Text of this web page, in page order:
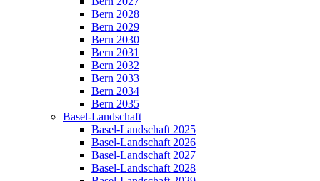
Bern 2028
Bern 2029
Bern 2030
Bern 2031
Bern 2032
Bern 2033
Bern 2034
Bern 2035
Basel-Landschaft
Basel-Landschaft 2025
Basel-Landschaft 2026
Basel-Landschaft 2027
Basel-Landschaft 2028